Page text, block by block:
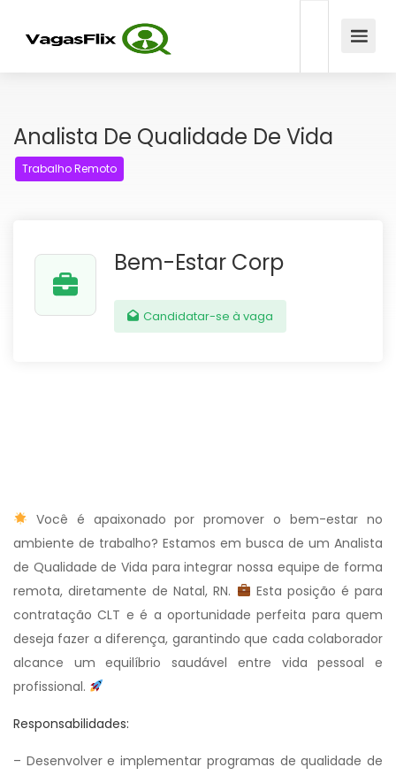
Analista De Qualidade De Vida
Trabalho Remoto
Bem-Estar Corp
Candidatar-se à vaga
Você é apaixonado por promover o bem-estar no
ambiente de trabalho? Estamos em busca de um Analista
de Qualidade de Vida para integrar nossa equipe de forma
remota, diretamente de Natal, RN.
Esta posição é para
contratação CLT e é a oportunidade perfeita para quem
deseja fazer a diferença, garantindo que cada colaborador
alcance um equilíbrio saudável entre vida pessoal e
profissional.
Responsabilidades:
– Desenvolver e implementar programas de qualidade de